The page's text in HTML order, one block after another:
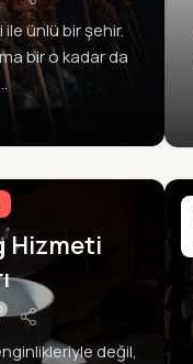
ünlü bir şehir.
bir o kadar da
Hizmeti
değil,